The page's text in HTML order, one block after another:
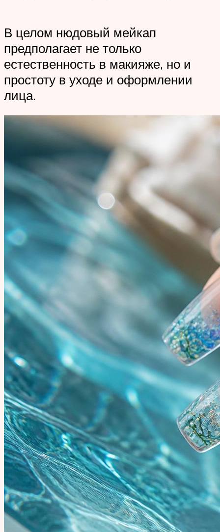
В целом нюдовый мейкап
предполагает не только
естественность в макияже, но и
простоту в уходе и оформлении
лица.